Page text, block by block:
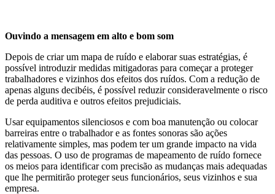
Ouvindo a mensagem em alto e bom som
Depois de criar um mapa de ruído e elaborar suas estratégias, é
possível introduzir medidas mitigadoras para começar a proteger
trabalhadores e vizinhos dos efeitos dos ruídos. Com a redução de
apenas alguns decibéis, é possível reduzir consideravelmente o risco
de perda auditiva e outros efeitos prejudiciais.
Usar equipamentos silenciosos e com boa manutenção ou colocar
barreiras entre o trabalhador e as fontes sonoras são ações
relativamente simples, mas podem ter um grande impacto na vida
das pessoas. O uso de programas de mapeamento de ruído fornece
os meios para identificar com precisão as mudanças mais adequadas
que lhe permitirão proteger seus funcionários, seus vizinhos e sua
empresa.